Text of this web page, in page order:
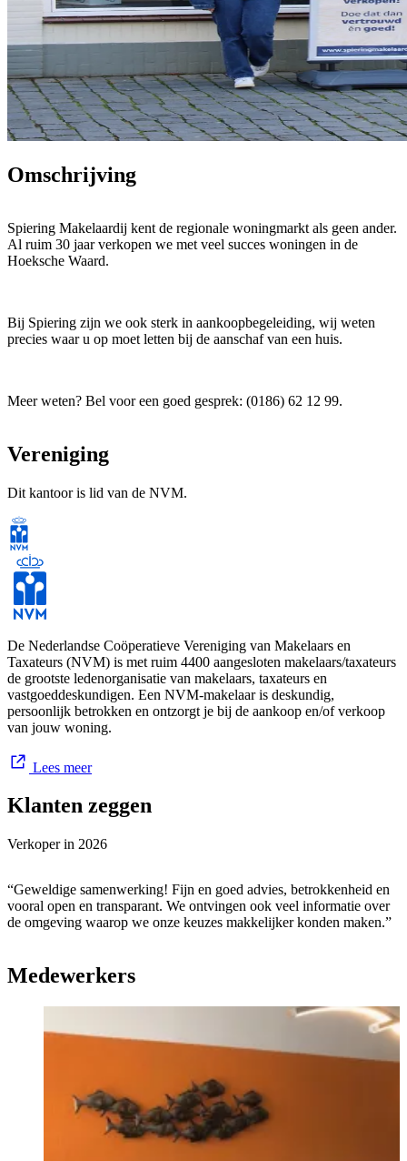
Omschrijving
Spiering Makelaardij kent de regionale woningmarkt als geen ander.
Al ruim 30 jaar verkopen we met veel succes woningen in de
Hoeksche Waard.
Bij Spiering zijn we ook sterk in aankoopbegeleiding, wij weten
precies waar u op moet letten bij de aanschaf van een huis.
Meer weten? Bel voor een goed gesprek: (0186) 62 12 99.
Vereniging
Dit kantoor is lid van de NVM.
De Nederlandse Coöperatieve Vereniging van Makelaars en
Taxateurs (NVM) is met ruim 4400 aangesloten makelaars/taxateurs
de grootste ledenorganisatie van makelaars, taxateurs en
vastgoeddeskundigen. Een NVM-makelaar is deskundig,
persoonlijk betrokken en ontzorgt je bij de aankoop en/of verkoop
van jouw woning.
Lees meer
Klanten zeggen
Verkoper in 2026
“Geweldige samenwerking! Fijn en goed advies, betrokkenheid en
vooral open en transparant. We ontvingen ook veel informatie over
de omgeving waarop we onze keuzes makkelijker konden maken.”
Medewerkers